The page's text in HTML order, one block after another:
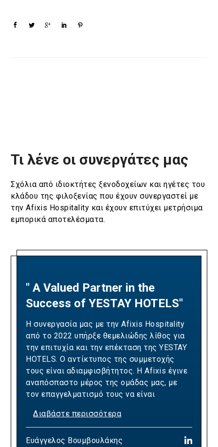
Τι λένε οι συνεργάτες μας
Σχόλια από ιδιοκτήτες ξενοδοχείων και ηγέτες του
κλάδου της φιλοξενίας που έχουν συνεργαστεί με
την Afixis Hospitality και έχουν επιτύχει μετρήσιμα
εμπορικά αποτελέσματα.
" A Valued Partner in the
Success of YESTAY HOTELS"
Η συνεργασία μας με την Afixis Hospitality
από το 2022 υπήρξε θεμελιώδης λίθος για
την επιτυχία και την επέκταση της YESTAY
HOTELS. Ο αντίκτυπος της συμμετοχής
τους είναι αδιαμφισβήτητος. Η Afixis έγινε
αναπόσπαστο μέρος της ομάδας μας, με
τον επαγγελματισμό τους να είναι
Afixis επιδεικνύει βαθιά γνώση του κλάδου,
προορατική προσέγγιση και μια δέσμευση
στην αριστεία που ευθυγραμμίζεται
Διαβάστε περισσότερα
Ευάγγελος Βουμβουλάκης
"A Partnership Built on
Revenue Excellence and
Measurable Results"
Our collaboration with Afixis has been pivotal
in driving Ella Resorts' revenue growth and
optimizing our yielding strategies. Over the
years, their team has consistently
demonstrated the expertise and dedication
needed to exceed our sales targets,
positively impacting our bottom line and
yield optimization. Their strategic approach
Διαβάστε περισσότερα